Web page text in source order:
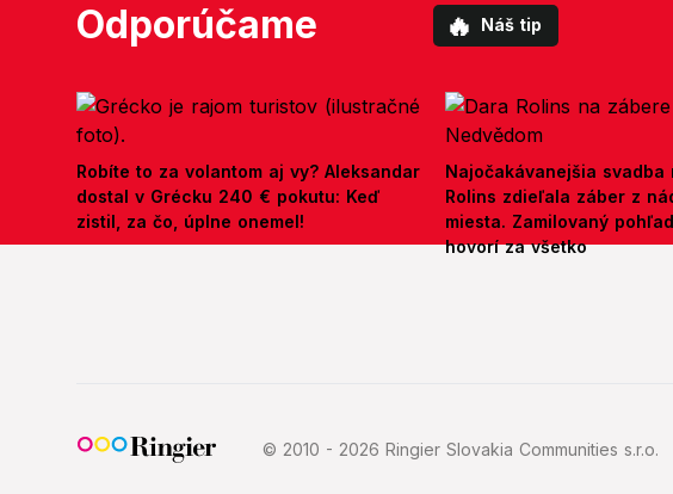
Odporúčame 🔥 Náš tip
Robíte to za volantom aj vy? Aleksandar
dostal v Grécku 240 € pokutu: Keď
zistil, za čo, úplne onemel!
Najočakávanejšia svadba
Rolins zdieľala záber z
miesta. Zamilovaný
hovorí za všetko
© 2010 - 2026 Ringier Slovakia Communities s.r.o.